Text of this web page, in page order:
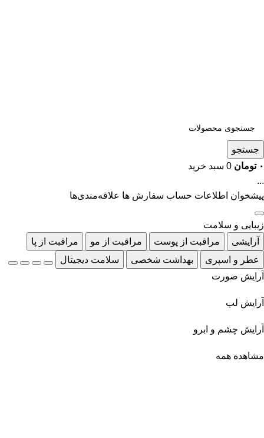
جستجو
۰ تومان 0 سبد خرید
...
پیشخوان اطلاعات حساب سفارش ها علاقه‌مندی‌ها
زیبایی و سلامت
آرایشی
مراقبت از پوست مراقبت از مو
مراقبت از پا
عطر و اسپری
بهداشت شخصی
سلامت دیجیتال
آرایش صورت
آرایش لب
آرایش چشم و ابرو
مشاهده همه